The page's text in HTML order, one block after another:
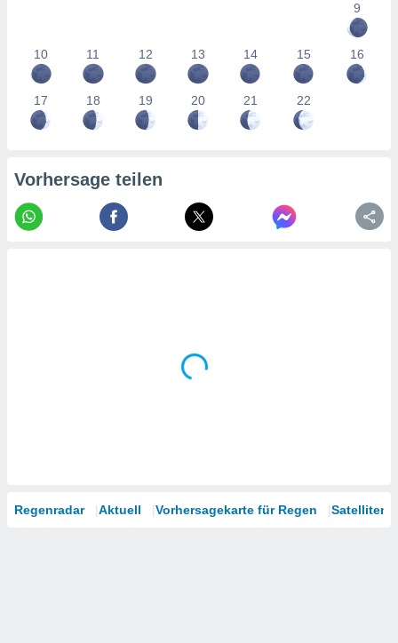
9
10 11 12 13 14 15 16
17 18 19 20 21 22
Vorhersage teilen
Regenradar Aktuell Vorhersagekarte für Regen Satelliten